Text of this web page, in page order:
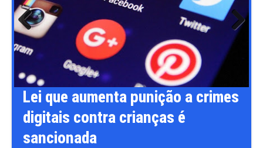
Lei que aumenta punição a crimes
digitais contra crianças é
sancionada
Previ
ous
Next